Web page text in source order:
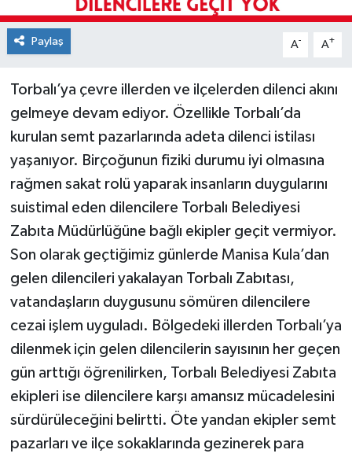
Paylaş A- A+
Torbalı’ya çevre illerden ve ilçelerden dilenci akını
gelmeye devam ediyor. Özellikle Torbalı’da
kurulan semt pazarlarında adeta dilenci istilası
yaşanıyor. Birçoğunun fiziki durumu iyi olmasına
rağmen sakat rolü yaparak insanların duygularını
suistimal eden dilencilere Torbalı Belediyesi
Zabıta Müdürlüğüne bağlı ekipler geçit vermiyor.
Son olarak geçtiğimiz günlerde Manisa Kula’dan
gelen dilencileri yakalayan Torbalı Zabıtası,
vatandaşların duygusunu sömüren dilencilere
cezai işlem uyguladı. Bölgedeki illerden Torbalı’ya
dilenmek için gelen dilencilerin sayısının her geçen
gün arttığı öğrenilirken, Torbalı Belediyesi Zabıta
ekipleri ise dilencilere karşı amansız mücadelesini
sürdürüleceğini belirtti. Öte yandan ekipler semt
pazarları ve ilçe sokaklarında gezinerek para